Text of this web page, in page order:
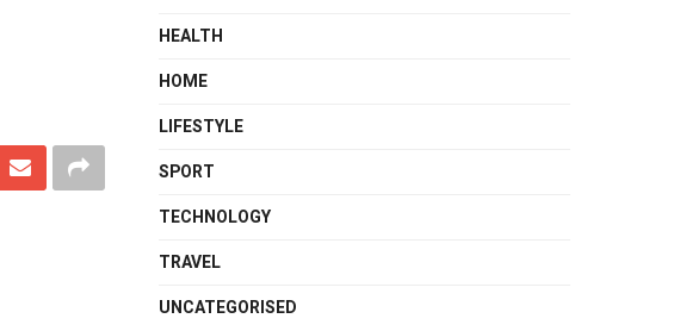
HEALTH
HOME
LIFESTYLE
SPORT
TECHNOLOGY
TRAVEL
UNCATEGORISED